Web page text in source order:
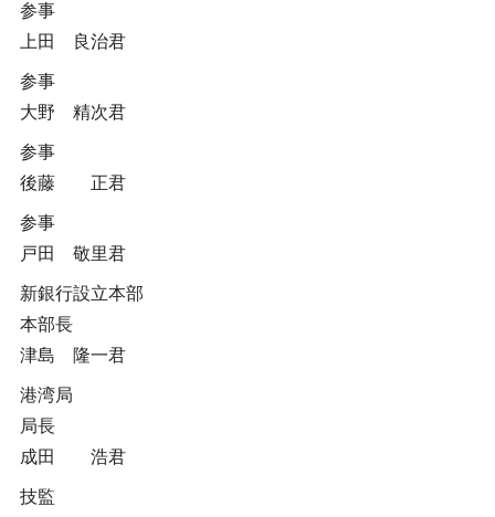
参事
上田 良治君
参事
大野 精次君
参事
後藤 正君
参事
戸田 敬里君
新銀行設立本部
本部長
津島 隆一君
港湾局
局長
成田 浩君
技監